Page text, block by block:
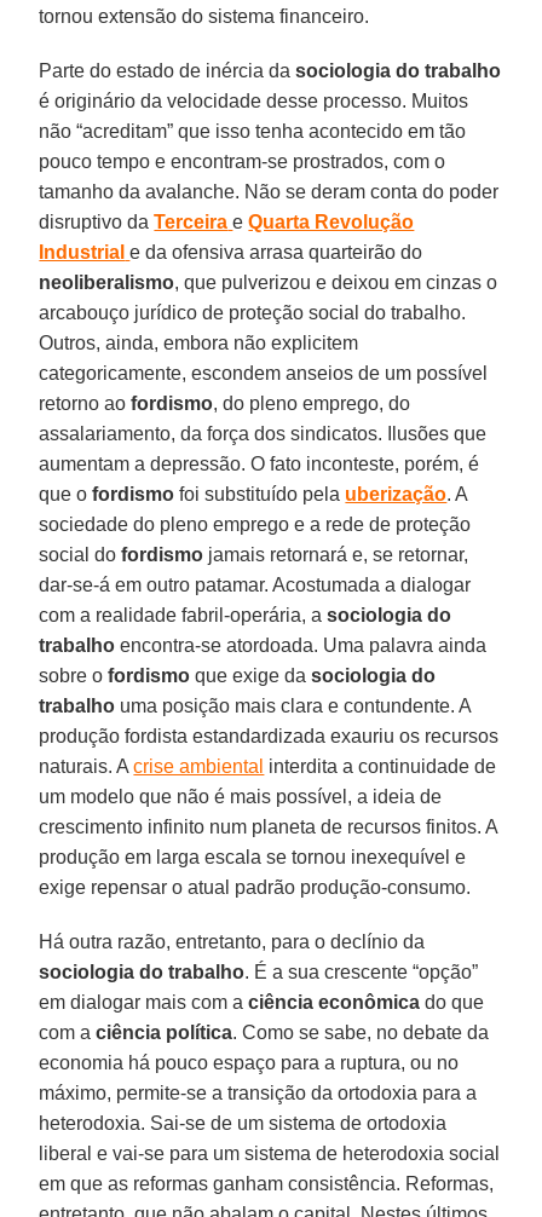
tornou extensão do sistema financeiro.
Parte do estado de inércia dasociologia do trabalho
é originário da velocidade desse processo. Muitos
não “acreditam” que isso tenha acontecido em tão
pouco tempo e encontram-se prostrados, com o
tamanho da avalanche. Não se deram conta do poder
disruptivo daTerceira eQuarta Revolução
Industrial e da ofensiva arrasa quarteirão do
neoliberalismo, que pulverizou e deixou em cinzas o
arcabouço jurídico de proteção social do trabalho.
Outros, ainda, embora não explicitem
categoricamente, escondem anseios de um possível
retorno aofordismo, do pleno emprego, do
assalariamento, da força dos sindicatos. Ilusões que
aumentam a depressão. O fato inconteste, porém, é
que ofordismo foi substituído pela uberização. A
sociedade do pleno emprego e a rede de proteção
social dofordismo jamais retornará e, se retornar,
dar-se-á em outro patamar. Acostumada a dialogar
com a realidade fabril-operária, a sociologia do
trabalho encontra-se atordoada. Uma palavra ainda
sobre ofordismo que exige da sociologia do
trabalho uma posição mais clara e contundente. A
produção fordista estandardizada exauriu os recursos
naturais. Acrise ambiental interdita a continuidade de
um modelo que não é mais possível, a ideia de
crescimento infinito num planeta de recursos finitos. A
produção em larga escala se tornou inexequível e
exige repensar o atual padrão produção-consumo.
Há outra razão, entretanto, para o declínio da
sociologia do trabalho. É a sua crescente “opção”
em dialogar mais com a ciência econômica do que
com aciência política. Como se sabe, no debate da
economia há pouco espaço para a ruptura, ou no
máximo, permite-se a transição da ortodoxia para a
heterodoxia. Sai-se de um sistema de ortodoxia
liberal e vai-se para um sistema de heterodoxia social
em que as reformas ganham consistência. Reformas,